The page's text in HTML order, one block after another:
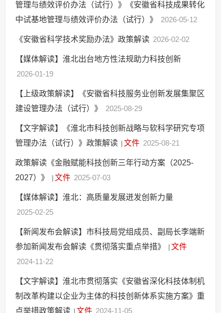
管理与绩效评价办法（试行）》《安徽省科技成果转化
中试基地管理与绩效评价办法（试行）》
2026-05-12
《安徽省科学技术奖励办法》政策解读 2026-02-02
【媒体解读】淮北出台地方性法规助力科技创新
2026-01-19
【上级政策解读】《安徽省科技服务业创新发展集聚区
建设管理办法（试行）》
2025-08-29
【文字解读】《淮北市科技创新战略与软科学研究专项
管理办法（试行）》政策解读 |文件 2025-08-21
政策解读《金融赋能科技创新三年行动方案（2025-
2027）》
|文件 2025-07-03
【媒体解读】淮北：高质量发展迸发创新力量
2025-02-25
【新闻发布会解读】市科技局党组成员、副局长李端新
参加新闻发布会解读《贯彻落实重点举措》
|文件
2024-11-22
【文字解读】淮北市贯彻落实《安徽省深化科技体制机
制改革构建以企业为主体的科技创新体系实施方案》重
点举措政策解读 |文件 2024-11-05